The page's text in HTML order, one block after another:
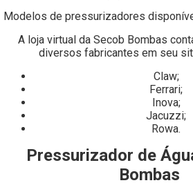
Modelos de pressurizadores
A loja virtual da Secob Bombas
diversos fabricantes em seu
Claw;
Ferrari;
Inova;
Jacuzzi;
Rowa.
Pressurizador de
Bombas